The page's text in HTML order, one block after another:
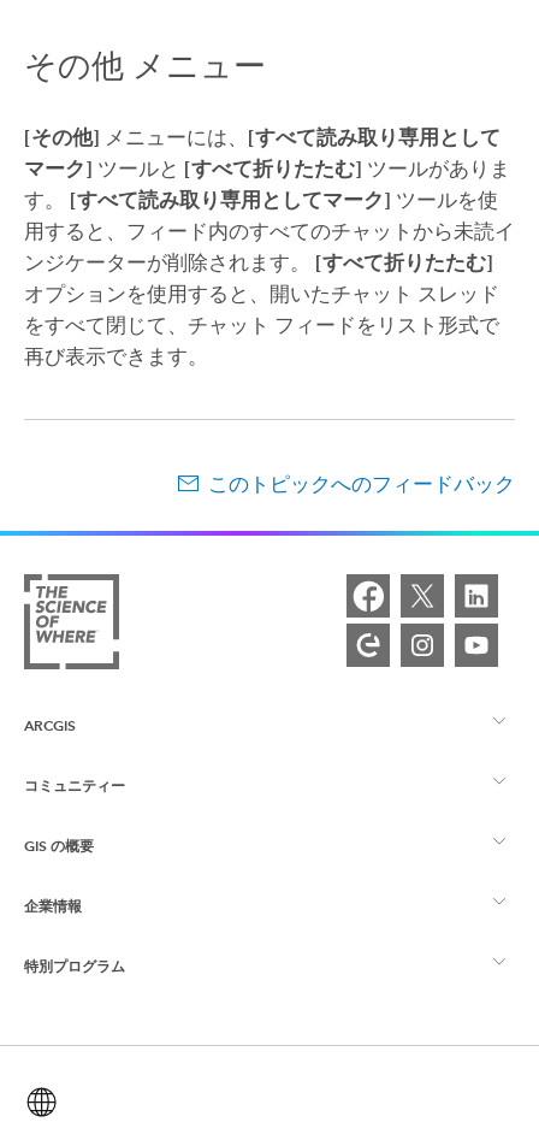
その他 メニュー
[その他] メニューには、 [すべて読み取り専用として
マーク] ツールと [すべて折りたたむ] ツールがありま
す。 [すべて読み取り専用としてマーク] ツールを使
用すると、フィード内のすべてのチャットから未読イ
ンジケーターが削除されます。 [すべて折りたたむ]
オプションを使用すると、開いたチャット スレッド
をすべて閉じて、チャット フィードをリスト形式で
再び表示できます。
このトピックへのフィードバック
ARCGIS
ArcGIS の概要
マッピング
コミュニティー
Esri Community
ArcGIS ブログ
Esri Young Professionals Network
GIS の概要
GIS とは
ロケーション インテリジェンス
トレーニング
ArcUser
企業情報
Esri について
採用情報
特別プログラム
ArcGIS for Student Use